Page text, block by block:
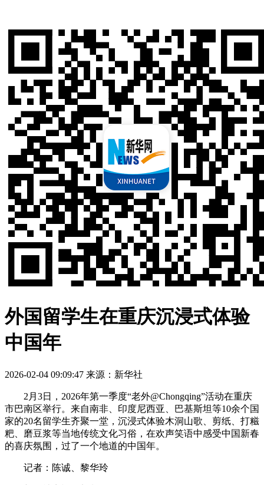
外国留学生在重庆沉浸式体验
中国年
2026-02-04 09:09:47 来源：新华社
2月3日，2026年第一季度“老外@Chongqing”活动在重庆
市巴南区举行。来自南非、印度尼西亚、巴基斯坦等10余个国
家的20名留学生齐聚一堂，沉浸式体验木洞山歌、剪纸、打糍
粑、磨豆浆等当地传统文化习俗，在欢声笑语中感受中国新春
的喜庆氛围，过了一个地道的中国年。
记者：陈诚、黎华玲